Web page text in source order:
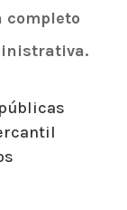
completo